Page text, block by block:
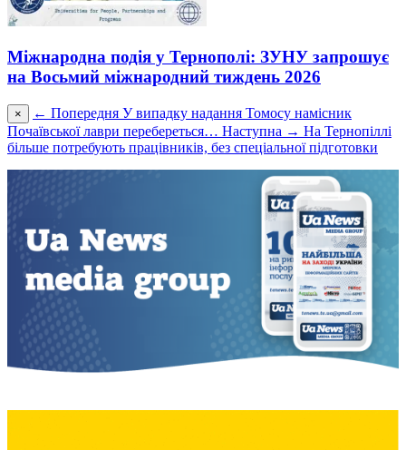
Міжнародна подія у Тернополі: ЗУНУ запрошує
на Восьмий міжнародний тиждень 2026
× ← Попередня У випадку надання Томосу намісник
Почаївської лаври перебереться… Наступна → На Тернопіллі
більше потребують працівників, без спеціальної підготовки